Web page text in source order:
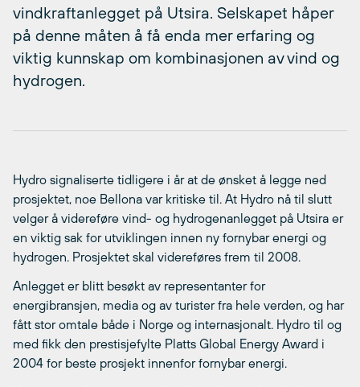
vindkraftanlegget på Utsira. Selskapet håper
på denne måten å få enda mer erfaring og
viktig kunnskap om kombinasjonen av vind og
hydrogen.
Hydro signaliserte tidligere i år at de ønsket å legge ned
prosjektet, noe Bellona var kritiske til. At Hydro nå til slutt
velger å videreføre vind- og hydrogenanlegget på Utsira er
en viktig sak for utviklingen innen ny fornybar energi og
hydrogen. Prosjektet skal videreføres frem til 2008.
Anlegget er blitt besøkt av representanter for
energibransjen, media og av turister fra hele verden, og har
fått stor omtale både i Norge og internasjonalt. Hydro til og
med fikk den prestisjefylte Platts Global Energy Award i
2004 for beste prosjekt innenfor fornybar energi.